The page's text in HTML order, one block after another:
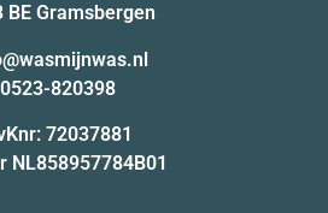
BE Gramsbergen
0523-820398
72037881
NL858957784B01